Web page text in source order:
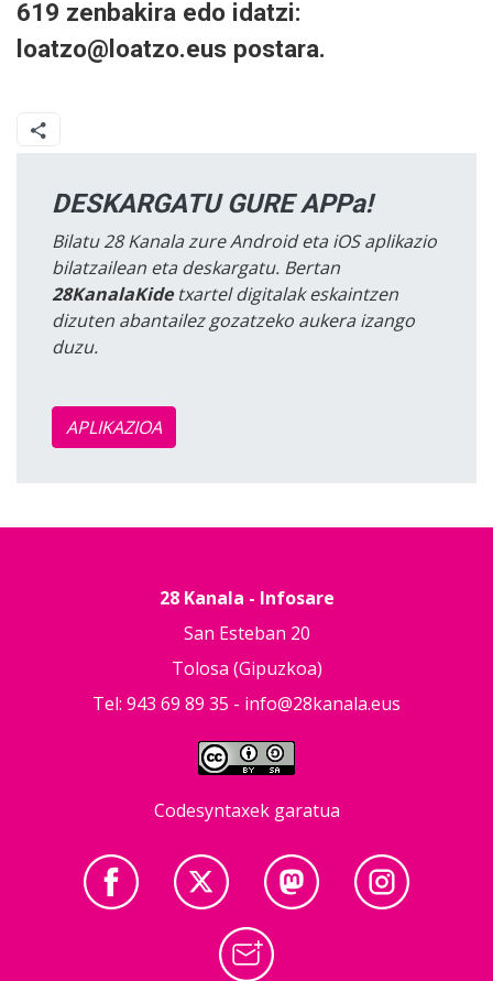
619 zenbakira edo idatzi:
loatzo@loatzo.eus postara.
DESKARGATU GURE APPa!
Bilatu 28 Kanala zure Android eta iOS aplikazio
bilatzailean eta deskargatu. Bertan
28KanalaKidetxartel digitalak eskaintzen
dizuten abantailez gozatzeko aukera izango
duzu.
APLIKAZIOA
28 Kanala - Infosare
San Esteban 20
Tolosa (Gipuzkoa)
Tel: 943 69 89 35 - info@28kanala.eus
Codesyntaxek garatua